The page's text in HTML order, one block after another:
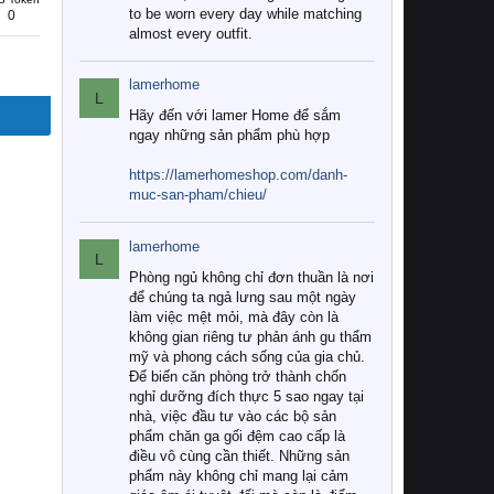
0
to be worn every day while matching
almost every outfit.
L
lamerhome
Hãy đến với lamer Home để sắm
ngay những sản phẩm phù hợp
https://lamerhomeshop.com/danh-
muc-san-pham/chieu/
L
lamerhome
Phòng ngủ không chỉ đơn thuần là nơi
để chúng ta ngả lưng sau một ngày
làm việc mệt mỏi, mà đây còn là
không gian riêng tư phản ánh gu thẩm
mỹ và phong cách sống của gia chủ.
Để biến căn phòng trở thành chốn
nghỉ dưỡng đích thực 5 sao ngay tại
nhà, việc đầu tư vào các bộ sản
phẩm chăn ga gối đệm cao cấp là
điều vô cùng cần thiết. Những sản
phẩm này không chỉ mang lại cảm